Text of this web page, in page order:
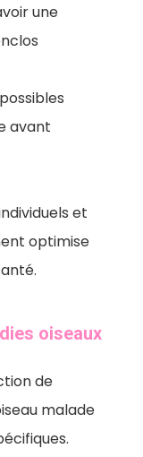
une
avant
et
optimise
oiseaux
de
malade